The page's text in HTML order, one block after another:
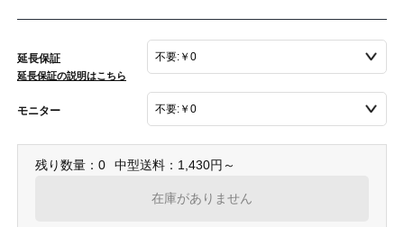
延長保証
延長保証の説明はこちら
モニター
残り数量：0 中型送料：1,430円～
在庫がありません